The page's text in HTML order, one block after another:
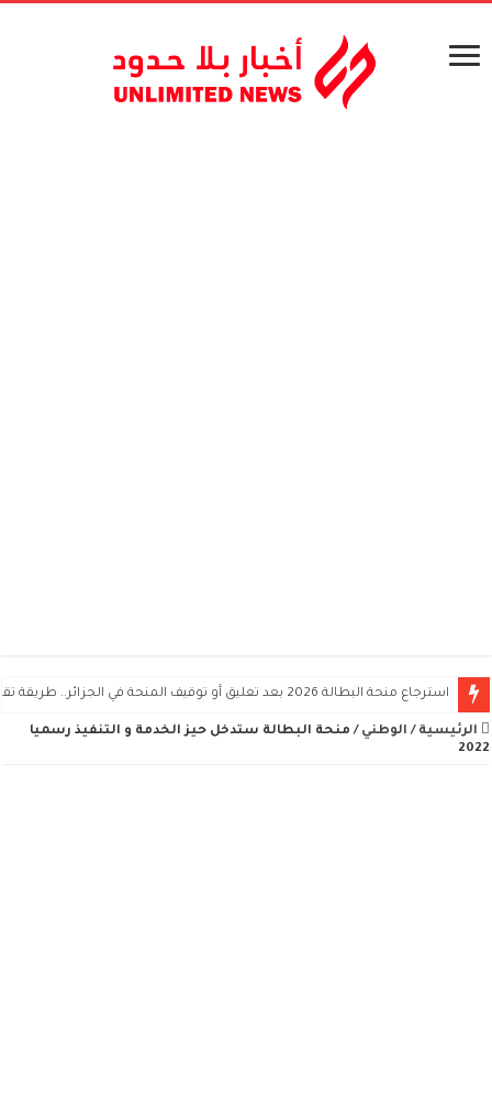
استرجاع منحة البطالة 2026 بعد تعليق أو توقيف المنحة في الجزائر.. طريقة تقديم الطعن
الرئيسية / الوطني / منحة البطالة ستدخل حيز الخدمة و التنفيذ رسميا
2022